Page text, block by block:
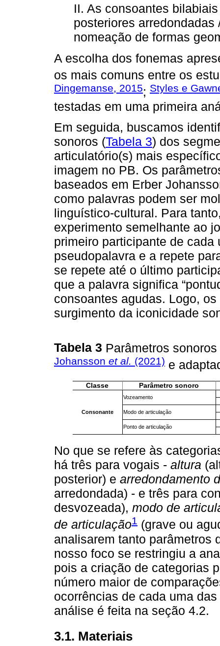
II. As consoantes
posteriores
nomeação de formas
A escolha dos fonemas
os mais comuns entre os
Dingemanse, 2015; Styles e
testadas em uma primeira
Em seguida, buscamos
sonoros (Tabela 3) dos
articulatório(s) mais
imagem no PB. Os
baseados em Erber
como palavras podem ser
linguístico-cultural. Para
experimento semelhante ao
primeiro participante de
pseudopalavra e a repete
se repete até o último
que a palavra significa
consoantes agudas. Logo,
surgimento da iconicidade
Tabela 3 Parâmetros
Johansson et al. (2021) e
Classe Parâmetro sonoro
Consonante
Vozeamento
Modo de articulação
Ponto de articulação
No que se refere às
há três para vogais - altura
posterior) e arredondamento
arredondada) - e três para
desvozeada), modo de
de articulação1 (grave ou
analisarem tanto parâmetros
nosso foco se restringiu a
pois a criação de categorias
número maior de
ocorrências de cada uma
análise é feita na seção 4.2.
3.1. Materiais